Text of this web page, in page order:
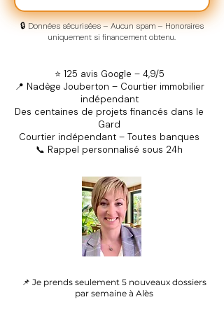
🔒 Données sécurisées – Aucun spam – Honoraires
uniquement si financement obtenu.
⭐ 125 avis Google – 4,9/5
📍 Nadège Jouberton – Courtier immobilier
indépendant
Des centaines de projets financés dans le
Gard
Courtier indépendant – Toutes banques
📞 Rappel personnalisé sous 24h
📌 Je prends seulement 5 nouveaux dossiers
par semaine à Alès